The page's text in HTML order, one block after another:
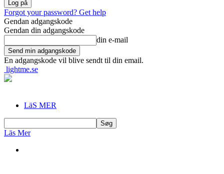
Forgot your password? Get help
Gendan adgangskode
Gendan din adgangskode
din e-mail
En adgangskode vil blive sendt til din email.
lightme.se
LäS MER
Läs Mer